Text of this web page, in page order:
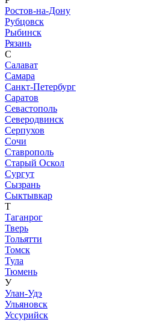
Ростов-на-Дону
Рубцовск
Рыбинск
Рязань
С
Салават
Самара
Санкт-Петербург
Саратов
Севастополь
Северодвинск
Серпухов
Сочи
Ставрополь
Старый Оскол
Сургут
Сызрань
Сыктывкар
Т
Таганрог
Тверь
Тольятти
Томск
Тула
Тюмень
У
Улан-Удэ
Ульяновск
Уссурийск